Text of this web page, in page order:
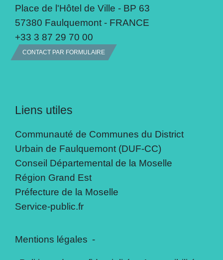
Place de l'Hôtel de Ville - BP 63
57380 Faulquemont - FRANCE
+33 3 87 29 70 00
CONTACT PAR FORMULAIRE
Liens utiles
Communauté de Communes du District
Urbain de Faulquemont (DUF-CC)
Conseil Départemental de la Moselle
Région Grand Est
Préfecture de la Moselle
Service-public.fr
Mentions légales -